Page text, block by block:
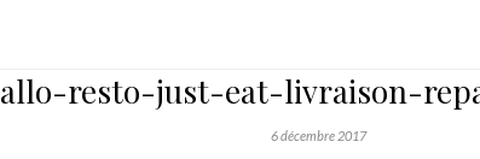
allo-resto-just-eat-livraison-
6 décembre 2017